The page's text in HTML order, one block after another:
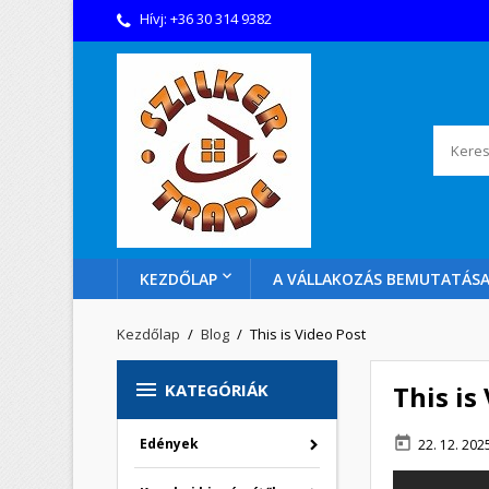
Hívj:+36 30 314 9382
KEZDŐLAP A VÁLLAKOZÁS BEMUTATÁSA
Kezdőlap Blog This is Video Post
 KATEGÓRIÁK
Edények
This is
today 22. 12.